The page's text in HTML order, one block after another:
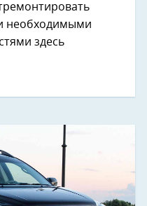
необходимыми
здесь